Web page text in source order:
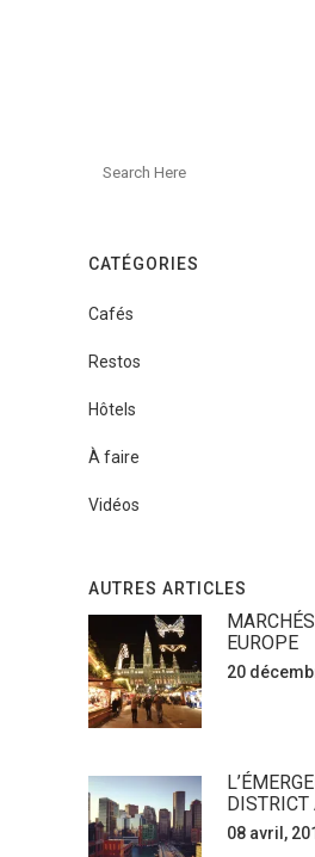
CATÉGORIES
Cafés
Restos
Hôtels
À faire
Vidéos
AUTRES ARTICLES
EUROPE
20
DISTRICT
08 avril,